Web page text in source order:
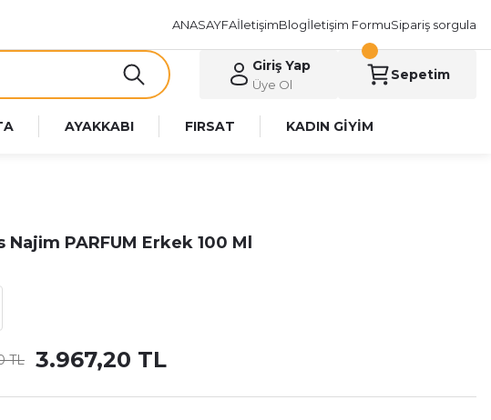
ANASAYFAİletişimBlogİletişim FormuSipariş sorgula
Giriş Yap
Üye Ol
Sepetim
AYAKKABI FIRSAT KADIN GİYİM
Najim PARFUM Erkek 100 Ml
TL 3.967,20 TL